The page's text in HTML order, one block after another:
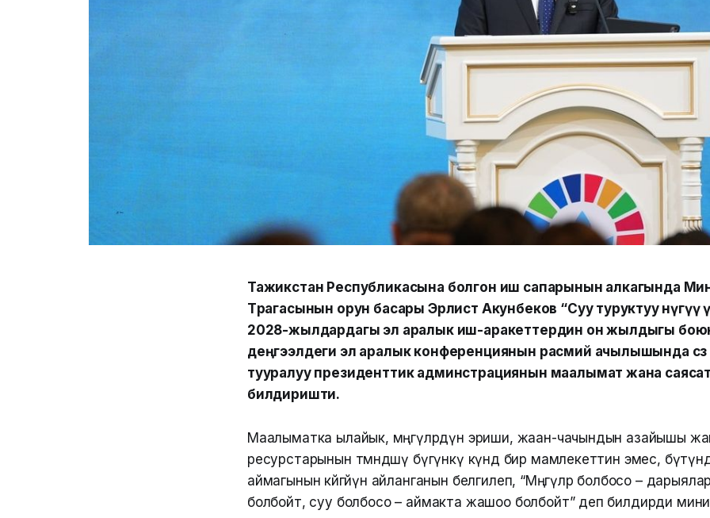
Тажикстан Республикасына болгон иш сапарынын алкагында
Төрагасынын орун басары Эрлист Акунбеков “Суу туруктуу өнүгүү
2028-жылдардагы эл аралык иш-аракеттердин он жылдыгы
деңгээлдеги эл аралык конференциянын расмий ачылышында сөз
тууралуу президенттик админстрациянын маалымат жана саясат
билдиришти.
Маалыматка ылайык, мөңгүлөрдүн эриши, жаан-чачындын азайышы
ресурстарынын төмөндөшү бүгүнкү күндө бир мамлекеттин эмес,
аймагынын көйгөйүнө айланганын белгилеп, “Мөңгүлөр болбосо –
болбойт, суу болбосо – аймакта жашоо болбойт” деп билдирди